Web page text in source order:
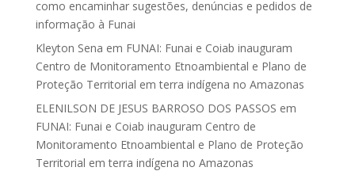
como encaminhar sugestões, denúncias e pedidos de
informação à Funai
Kleyton Sena em FUNAI: Funai e Coiab inauguram
Centro de Monitoramento Etnoambiental e Plano de
Proteção Territorial em terra indígena no Amazonas
ELENILSON DE JESUS BARROSO DOS PASSOS em
FUNAI: Funai e Coiab inauguram Centro de
Monitoramento Etnoambiental e Plano de Proteção
Territorial em terra indígena no Amazonas